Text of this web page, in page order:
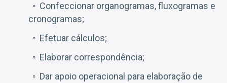
Confeccionar organogramas, fluxogramas e
cronogramas;
Efetuar cálculos;
Elaborar correspondência;
Dar apoio operacional para elaboração de